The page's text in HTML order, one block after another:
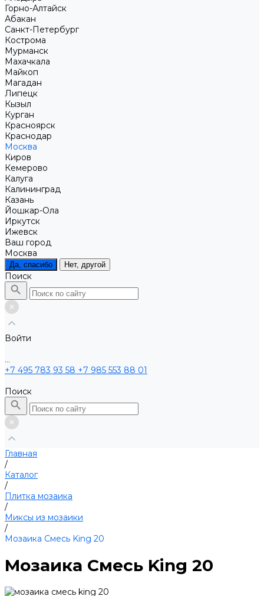
Горно-Алтайск
Абакан
Санкт-Петербург
Кострома
Мурманск
Махачкала
Майкоп
Магадан
Липецк
Кызыл
Курган
Красноярск
Краснодар
Москва
Киров
Кемерово
Калуга
Калининград
Казань
Йошкар-Ола
Иркутск
Ижевск
Ваш город
Москва
Да, спасибо Нет, другой
Поиск
Войти
...
+7 495 783 93 58 +7 985 553 88 01
Поиск
Главная
/
Каталог
/
Плитка мозаика
/
Миксы из мозаики
/
Мозаика Смесь King 20
Мозаика Смесь King 20